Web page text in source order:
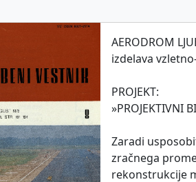
AERODROM
izdelava
PROJEKT:
»PROJEKTIVNI
Zaradi
zračnega
rekonstrukcije